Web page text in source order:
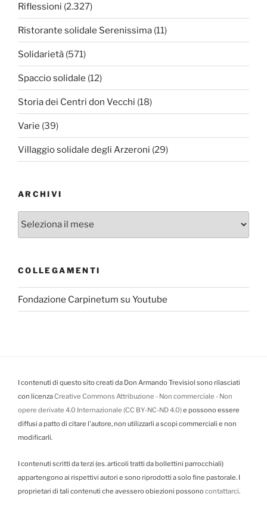
Riflessioni (2.327)
Ristorante solidale Serenissima (11)
Solidarietà (571)
Spaccio solidale (12)
Storia dei Centri don Vecchi (18)
Varie (39)
Villaggio solidale degli Arzeroni (29)
ARCHIVI
Archivi
COLLEGAMENTI
Fondazione Carpinetum su Youtube
I contenuti di questo sito creati da Don Armando Trevisiol sono rilasciati
con licenzaCreative Commons Attribuzione - Non commerciale - Non
opere derivate 4.0 Internazionale (CC BY-NC-ND 4.0)e possono essere
diffusi a patto di citare l'autore, non utilizzarli a scopi commerciali e non
modificarli.
I contenuti scritti da terzi (es. articoli tratti da bollettini parrocchiali)
appartengono ai rispettivi autori e sono riprodotti a solo fine pastorale. I
proprietari di tali contenuti che avessero obiezioni possonocontattarci.